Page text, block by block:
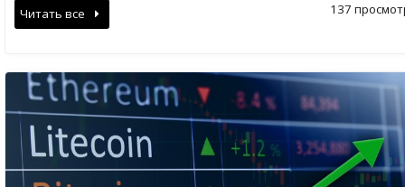
137
Читать все